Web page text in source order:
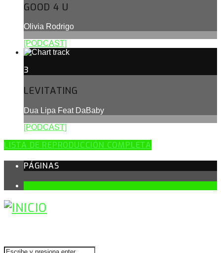
GOOD 4 U
Olivia Rodrigo
[PODCAST]
3
LEVITATING
Dua Lipa Feat DaBaby
[PODCAST]
LISTA DE REPRODUCCIÓN COMPLETA
PÁGINAS